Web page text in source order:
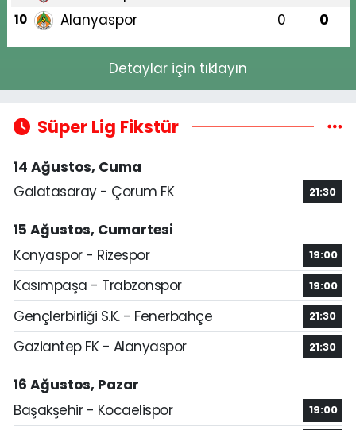
10 Alanyaspor 0 0
Detaylar için tıklayın
Süper Lig Fikstür
14 Ağustos, Cuma
Galatasaray - Çorum FK
21:30
15 Ağustos, Cumartesi
Konyaspor - Rizespor
19:00
Kasımpaşa - Trabzonspor 19:00
Gençlerbirliği S.K. - Fenerbahçe 21:30
Gaziantep FK - Alanyaspor 21:30
16 Ağustos, Pazar
Başakşehir - Kocaelispor
19:00